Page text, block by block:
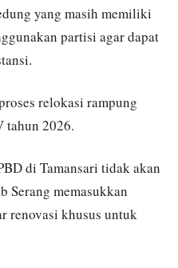
yang masih memiliki
partisi agar dapat
relokasi rampung
tahun 2026.
di Tamansari tidak akan
Serang memasukkan
renovasi khusus untuk